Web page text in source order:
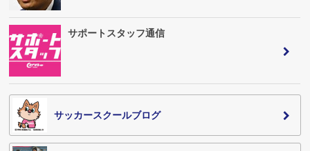
サポートスタッフ通信
サッカースクールブログ